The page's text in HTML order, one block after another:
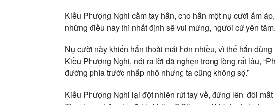
Kiều Phượng Nghi cầm tay hắn, cho hắn một nụ cười ấm
những điều này thì nhất định sẽ vui mừng, ngươi cứ yên
Nụ cười này khiến hắn thoải mái hơn nhiều, vì thế hắn
Kiều Phượng Nghi, nói ra lời đã nghẹn trong lòng rất lâu,
đường phía trước nhấp nhô nhưng ta cũng không sợ.”
Kiều Phượng Nghi lại đột nhiên rút tay về, đứng lên, đôi